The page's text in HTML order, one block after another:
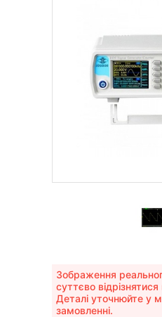
Зображення
суттєво
Деталі уточнюйте у
замовленні.